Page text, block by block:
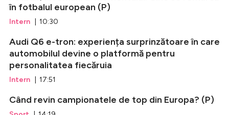
în fotbalul european (P)
Intern | 10:30
Audi Q6 e-tron: experiența surprinzătoare în care
automobilul devine o platformă pentru
personalitatea fiecăruia
Intern | 17:51
Când revin campionatele de top din Europa? (P)